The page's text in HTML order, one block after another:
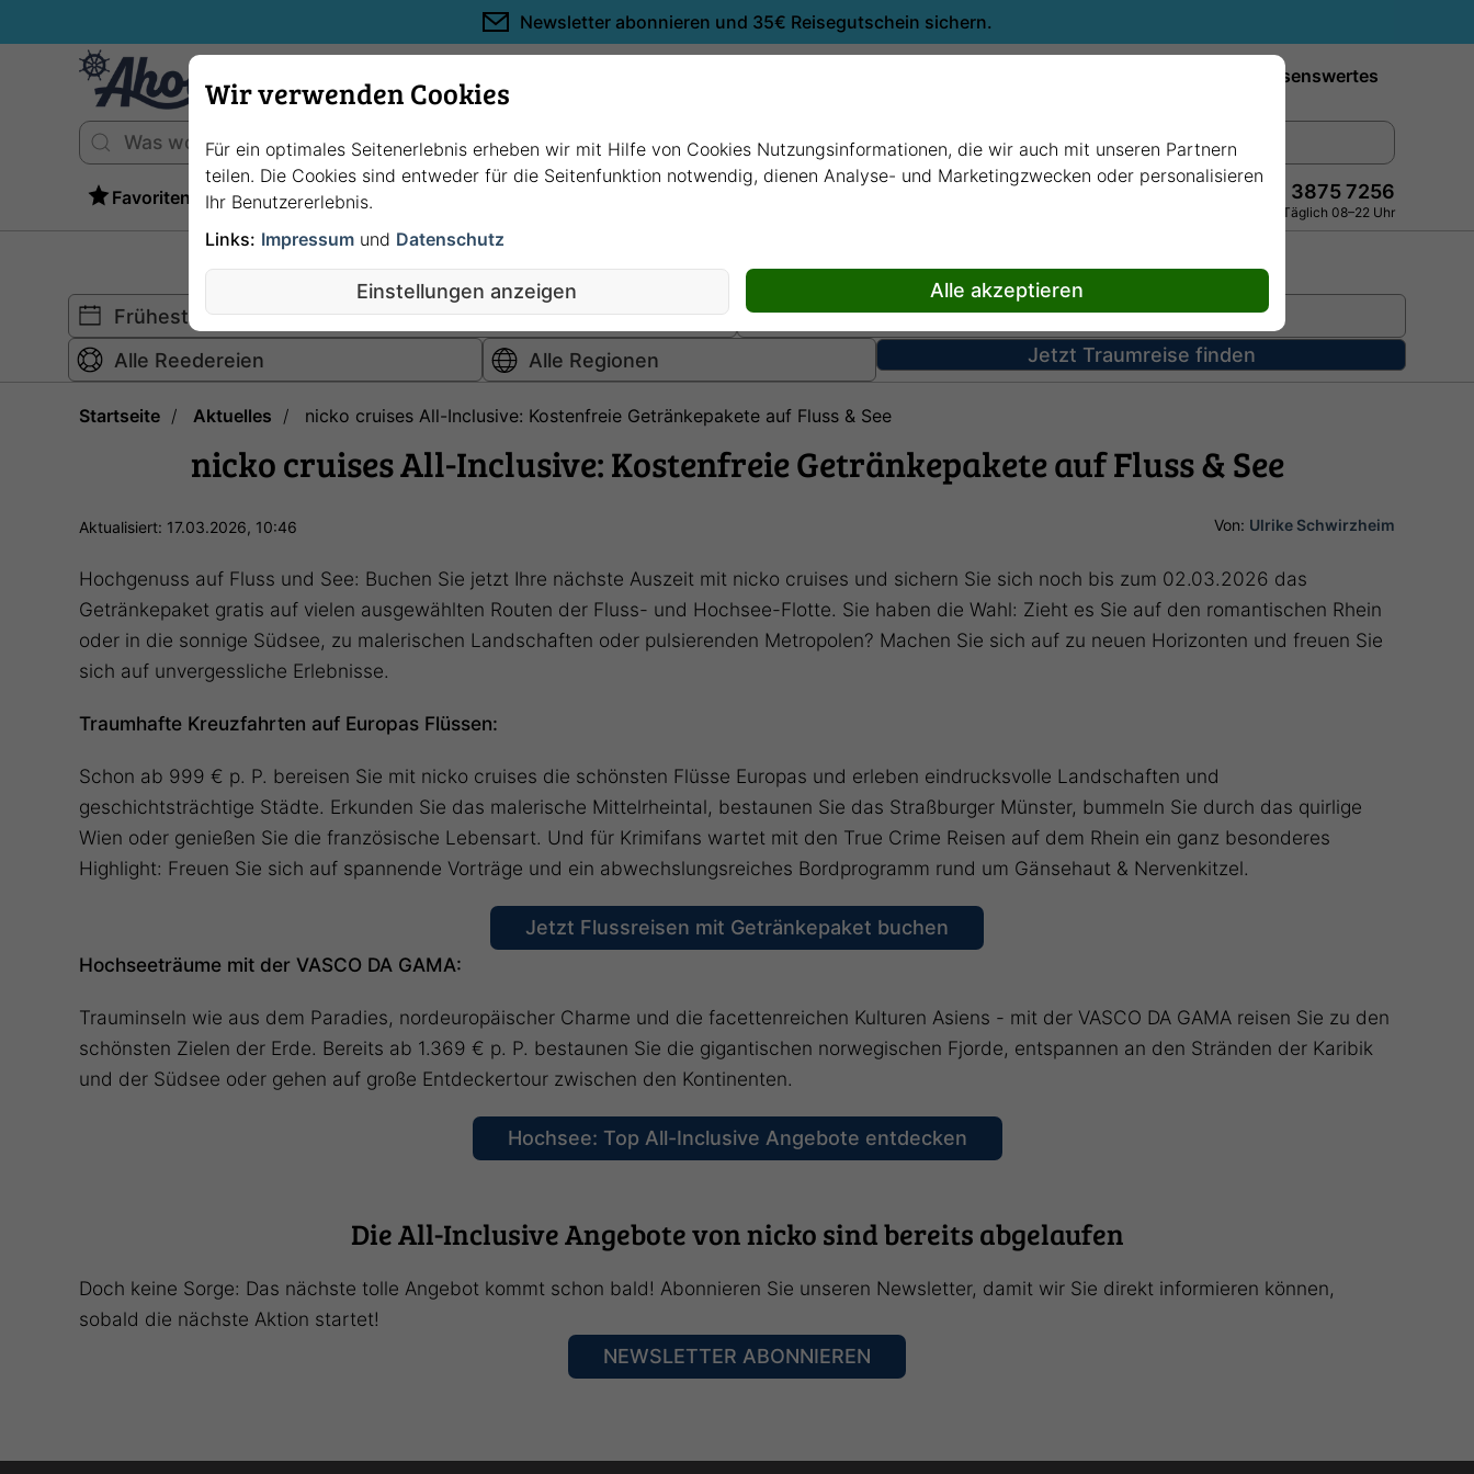
Newsletter abonnieren und 35€ Reisegutschein sichern.
Wissenswertes
Favoriten +49 228 3875 7256
Persönlich · Kostenlos · Täglich 08–22 Uhr
Jetzt Traumreise finden
Startseite Aktuelles nicko cruises All-Inclusive: Kostenfreie Getränkepakete auf Fluss & See
nicko cruises All-Inclusive: Kostenfreie Getränkepakete auf Fluss & See
Von: Ulrike Schwirzheim
Aktualisiert: 17.03.2026, 10:46
Hochgenuss auf Fluss und See: Buchen Sie jetzt Ihre nächste Auszeit mit nicko cruises und sichern Sie sich noch bis zum 02.03.2026 das
Getränkepaket gratis auf vielen ausgewählten Routen der Fluss- und Hochsee-Flotte. Sie haben die Wahl: Zieht es Sie auf den romantischen Rhein
oder in die sonnige Südsee, zu malerischen Landschaften oder pulsierenden Metropolen? Machen Sie sich auf zu neuen Horizonten und freuen Sie
sich auf unvergessliche Erlebnisse.
Traumhafte Kreuzfahrten auf Europas Flüssen:
Schon ab 999 € p. P. bereisen Sie mit nicko cruises die schönsten Flüsse Europas und erleben eindrucksvolle Landschaften und
geschichtsträchtige Städte. Erkunden Sie das malerische Mittelrheintal, bestaunen Sie das Straßburger Münster, bummeln Sie durch das quirlige
Wien oder genießen Sie die französische Lebensart. Und für Krimifans wartet mit den True Crime Reisen auf dem Rhein ein ganz besonderes
Highlight: Freuen Sie sich auf spannende Vorträge und ein abwechslungsreiches Bordprogramm rund um Gänsehaut & Nervenkitzel.
Jetzt Flussreisen mit Getränkepaket buchen
Hochseeträume mit der VASCO DA GAMA:
Trauminseln wie aus dem Paradies, nordeuropäischer Charme und die facettenreichen Kulturen Asiens - mit der VASCO DA GAMA reisen Sie zu den
schönsten Zielen der Erde. Bereits ab 1.369 € p. P. bestaunen Sie die gigantischen norwegischen Fjorde, entspannen an den Stränden der Karibik
und der Südsee oder gehen auf große Entdeckertour zwischen den Kontinenten.
Hochsee: Top All-Inclusive Angebote entdecken
Die All-Inclusive Angebote von nicko sind bereits abgelaufen
Doch keine Sorge: Das nächste tolle Angebot kommt schon bald! Abonnieren Sie unseren Newsletter, damit wir Sie direkt informieren können,
sobald die nächste Aktion startet!
NEWSLETTER ABONNIEREN
Wir verwenden Cookies
Für ein optimales Seitenerlebnis erheben wir mit Hilfe von Cookies Nutzungsinformationen, die wir auch mit unseren Partnern
teilen. Die Cookies sind entweder für die Seitenfunktion notwendig, dienen Analyse- und Marketingzwecken oder personalisieren
Ihr Benutzererlebnis.
Links: Impressum und Datenschutz
Einstellungen anzeigen Alle akzeptieren